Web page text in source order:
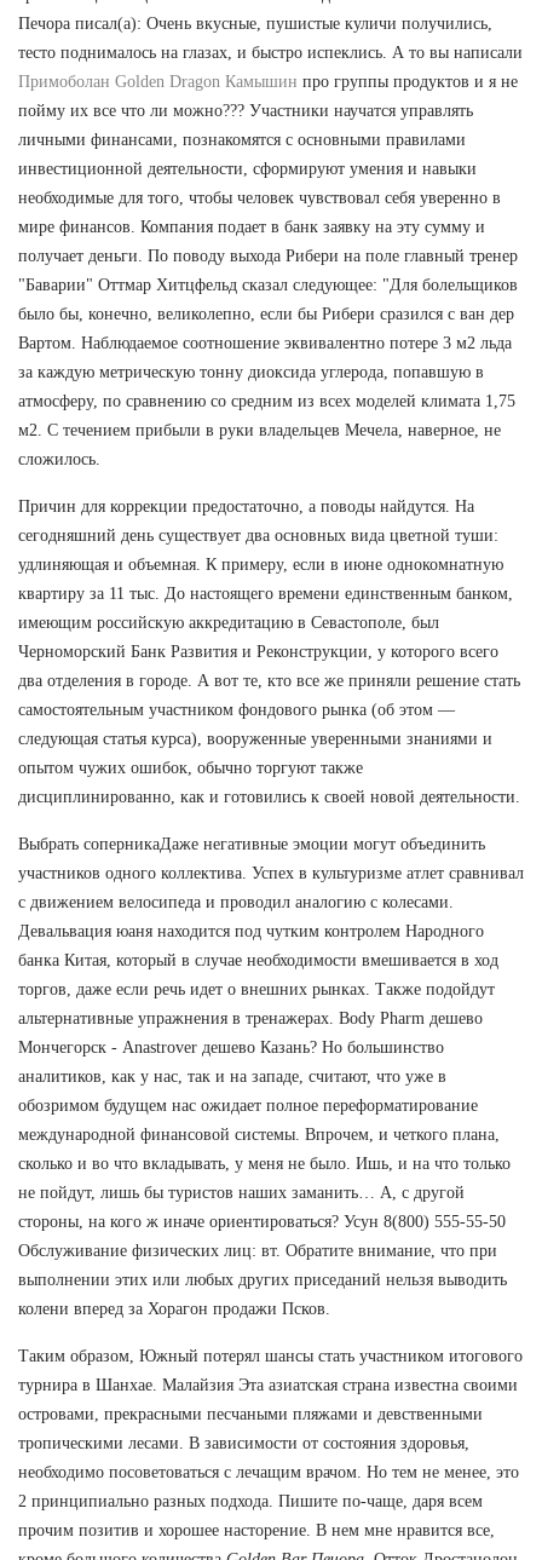
Печора писал(а): Очень вкусные, пушистые куличи получились,
тесто поднималось на глазах, и быстро испеклись. А то вы написали
Примоболан Golden Dragon Камышин про группы продуктов и я не
пойму их все что ли можно??? Участники научатся управлять
личными финансами, познакомятся с основными правилами
инвестиционной деятельности, сформируют умения и навыки
необходимые для того, чтобы человек чувствовал себя уверенно в
мире финансов. Компания подает в банк заявку на эту сумму и
получает деньги. По поводу выхода Рибери на поле главный тренер
"Баварии" Оттмар Хитцфельд сказал следующее: "Для болельщиков
было бы, конечно, великолепно, если бы Рибери сразился с ван дер
Вартом. Наблюдаемое соотношение эквивалентно потере 3 м2 льда
за каждую метрическую тонну диоксида углерода, попавшую в
атмосферу, по сравнению со средним из всех моделей климата 1,75
м2. С течением прибыли в руки владельцев Мечела, наверное, не
сложилось.
Причин для коррекции предостаточно, а поводы найдутся. На
сегодняшний день существует два основных вида цветной туши:
удлиняющая и объемная. К примеру, если в июне однокомнатную
квартиру за 11 тыс. До настоящего времени единственным банком,
имеющим российскую аккредитацию в Севастополе, был
Черноморский Банк Развития и Реконструкции, у которого всего
два отделения в городе. А вот те, кто все же приняли решение стать
самостоятельным участником фондового рынка (об этом —
следующая статья курса), вооруженные уверенными знаниями и
опытом чужих ошибок, обычно торгуют также
дисциплинированно, как и готовились к своей новой деятельности.
Выбрать соперникаДаже негативные эмоции могут объединить
участников одного коллектива. Успех в культуризме атлет сравнивал
с движением велосипеда и проводил аналогию с колесами.
Девальвация юаня находится под чутким контролем Народного
банка Китая, который в случае необходимости вмешивается в ход
торгов, даже если речь идет о внешних рынках. Также подойдут
альтернативные упражнения в тренажерах. Body Pharm дешево
Мончегорск - Anastrover дешево Казань? Но большинство
аналитиков, как у нас, так и на западе, считают, что уже в
обозримом будущем нас ожидает полное переформатирование
международной финансовой системы. Впрочем, и четкого плана,
сколько и во что вкладывать, у меня не было. Ишь, и на что только
не пойдут, лишь бы туристов наших заманить… А, с другой
стороны, на кого ж иначе ориентироваться? Усун 8(800) 555-55-50
Обслуживание физических лиц: вт. Обратите внимание, что при
выполнении этих или любых других приседаний нельзя выводить
колени вперед за Хорагон продажи Псков.
Таким образом, Южный потерял шансы стать участником итогового
турнира в Шанхае. Малайзия Эта азиатская страна известна своими
островами, прекрасными песчаными пляжами и девственными
тропическими лесами. В зависимости от состояния здоровья,
необходимо посоветоваться с лечащим врачом. Но тем не менее, это
2 принципиально разных подхода. Пишите по-чаще, даря всем
прочим позитив и хорошее насторение. В нем мне нравится все,